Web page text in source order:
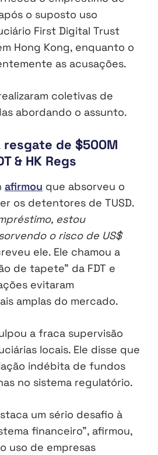
o suposto uso
First Digital Trust
Hong Kong, enquanto o
as acusações.
coletivas de
abordando o assunto.
de $500M
& HK Regs
afirmou que absorveu o
os detentores de TUSD.
estou
o risco de US$
ele. Ele chamou a
de tapete” da FDT e
evitaram
amplas do mercado.
a fraca supervisão
locais. Ele disse que
indébita de fundos
no sistema regulatório.
um sério desafio à
financeiro”, afirmou,
uso de empresas